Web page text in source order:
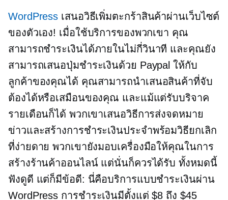
WordPress เสนอวิธีเพิ่มตะกร้าสินค้าผ่านเว็บไซต์
ของตัวเอง! เมื่อใช้บริการของพวกเขา คุณ
สามารถชำระเงินได้ภายในไม่กี่วินาที และคุณยัง
สามารถเสนอปุ่มชำระเงินด้วย Paypal ให้กับ
ลูกค้าของคุณได้ คุณสามารถนำเสนอสินค้าที่จับ
ต้องได้หรือเสมือนของคุณ และแม้แต่รับบริจาค
รายเดือนก็ได้ พวกเขาเสนอวิธีการส่งจดหมาย
ข่าวและสร้างการชำระเงินประจำพร้อมวิธียกเลิก
ที่ง่ายดาย พวกเขายังมอบเครื่องมือให้คุณในการ
สร้างร้านค้าออนไลน์ แต่นั่นก็ควรได้รับ ทั้งหมดนี้
ฟังดูดี แต่ก็มีข้อดี: นี่คือบริการแบบชำระเงินผ่าน
WordPress การชำระเงินมีตั้งแต่ $8 ถึง $45